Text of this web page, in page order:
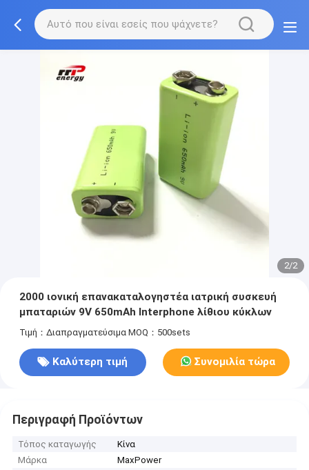
2/2
2000 ιονική επανακαταλογηστέα ιατρική συσκευή
μπαταριών 9V 650mAh Interphone λίθιου κύκλων
Τιμή：Διαπραγματεύσιμα MOQ：500sets
Καλύτερη τιμή Συνομιλία τώρα
Περιγραφή Προϊόντων
Τόπος καταγωγής
Κίνα
Μάρκα
MaxPower